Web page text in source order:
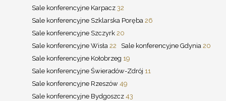
Sale konferencyjne Karpacz 32
Sale konferencyjne Szklarska Poręba 26
Sale konferencyjne Szczyrk 20
Sale konferencyjne Wisła 22 Sale konferencyjne Gdynia 20
Sale konferencyjne Kołobrzeg 19
Sale konferencyjne Świeradów-Zdrój 11
Sale konferencyjne Rzeszów 49
Sale konferencyjne Bydgoszcz 43